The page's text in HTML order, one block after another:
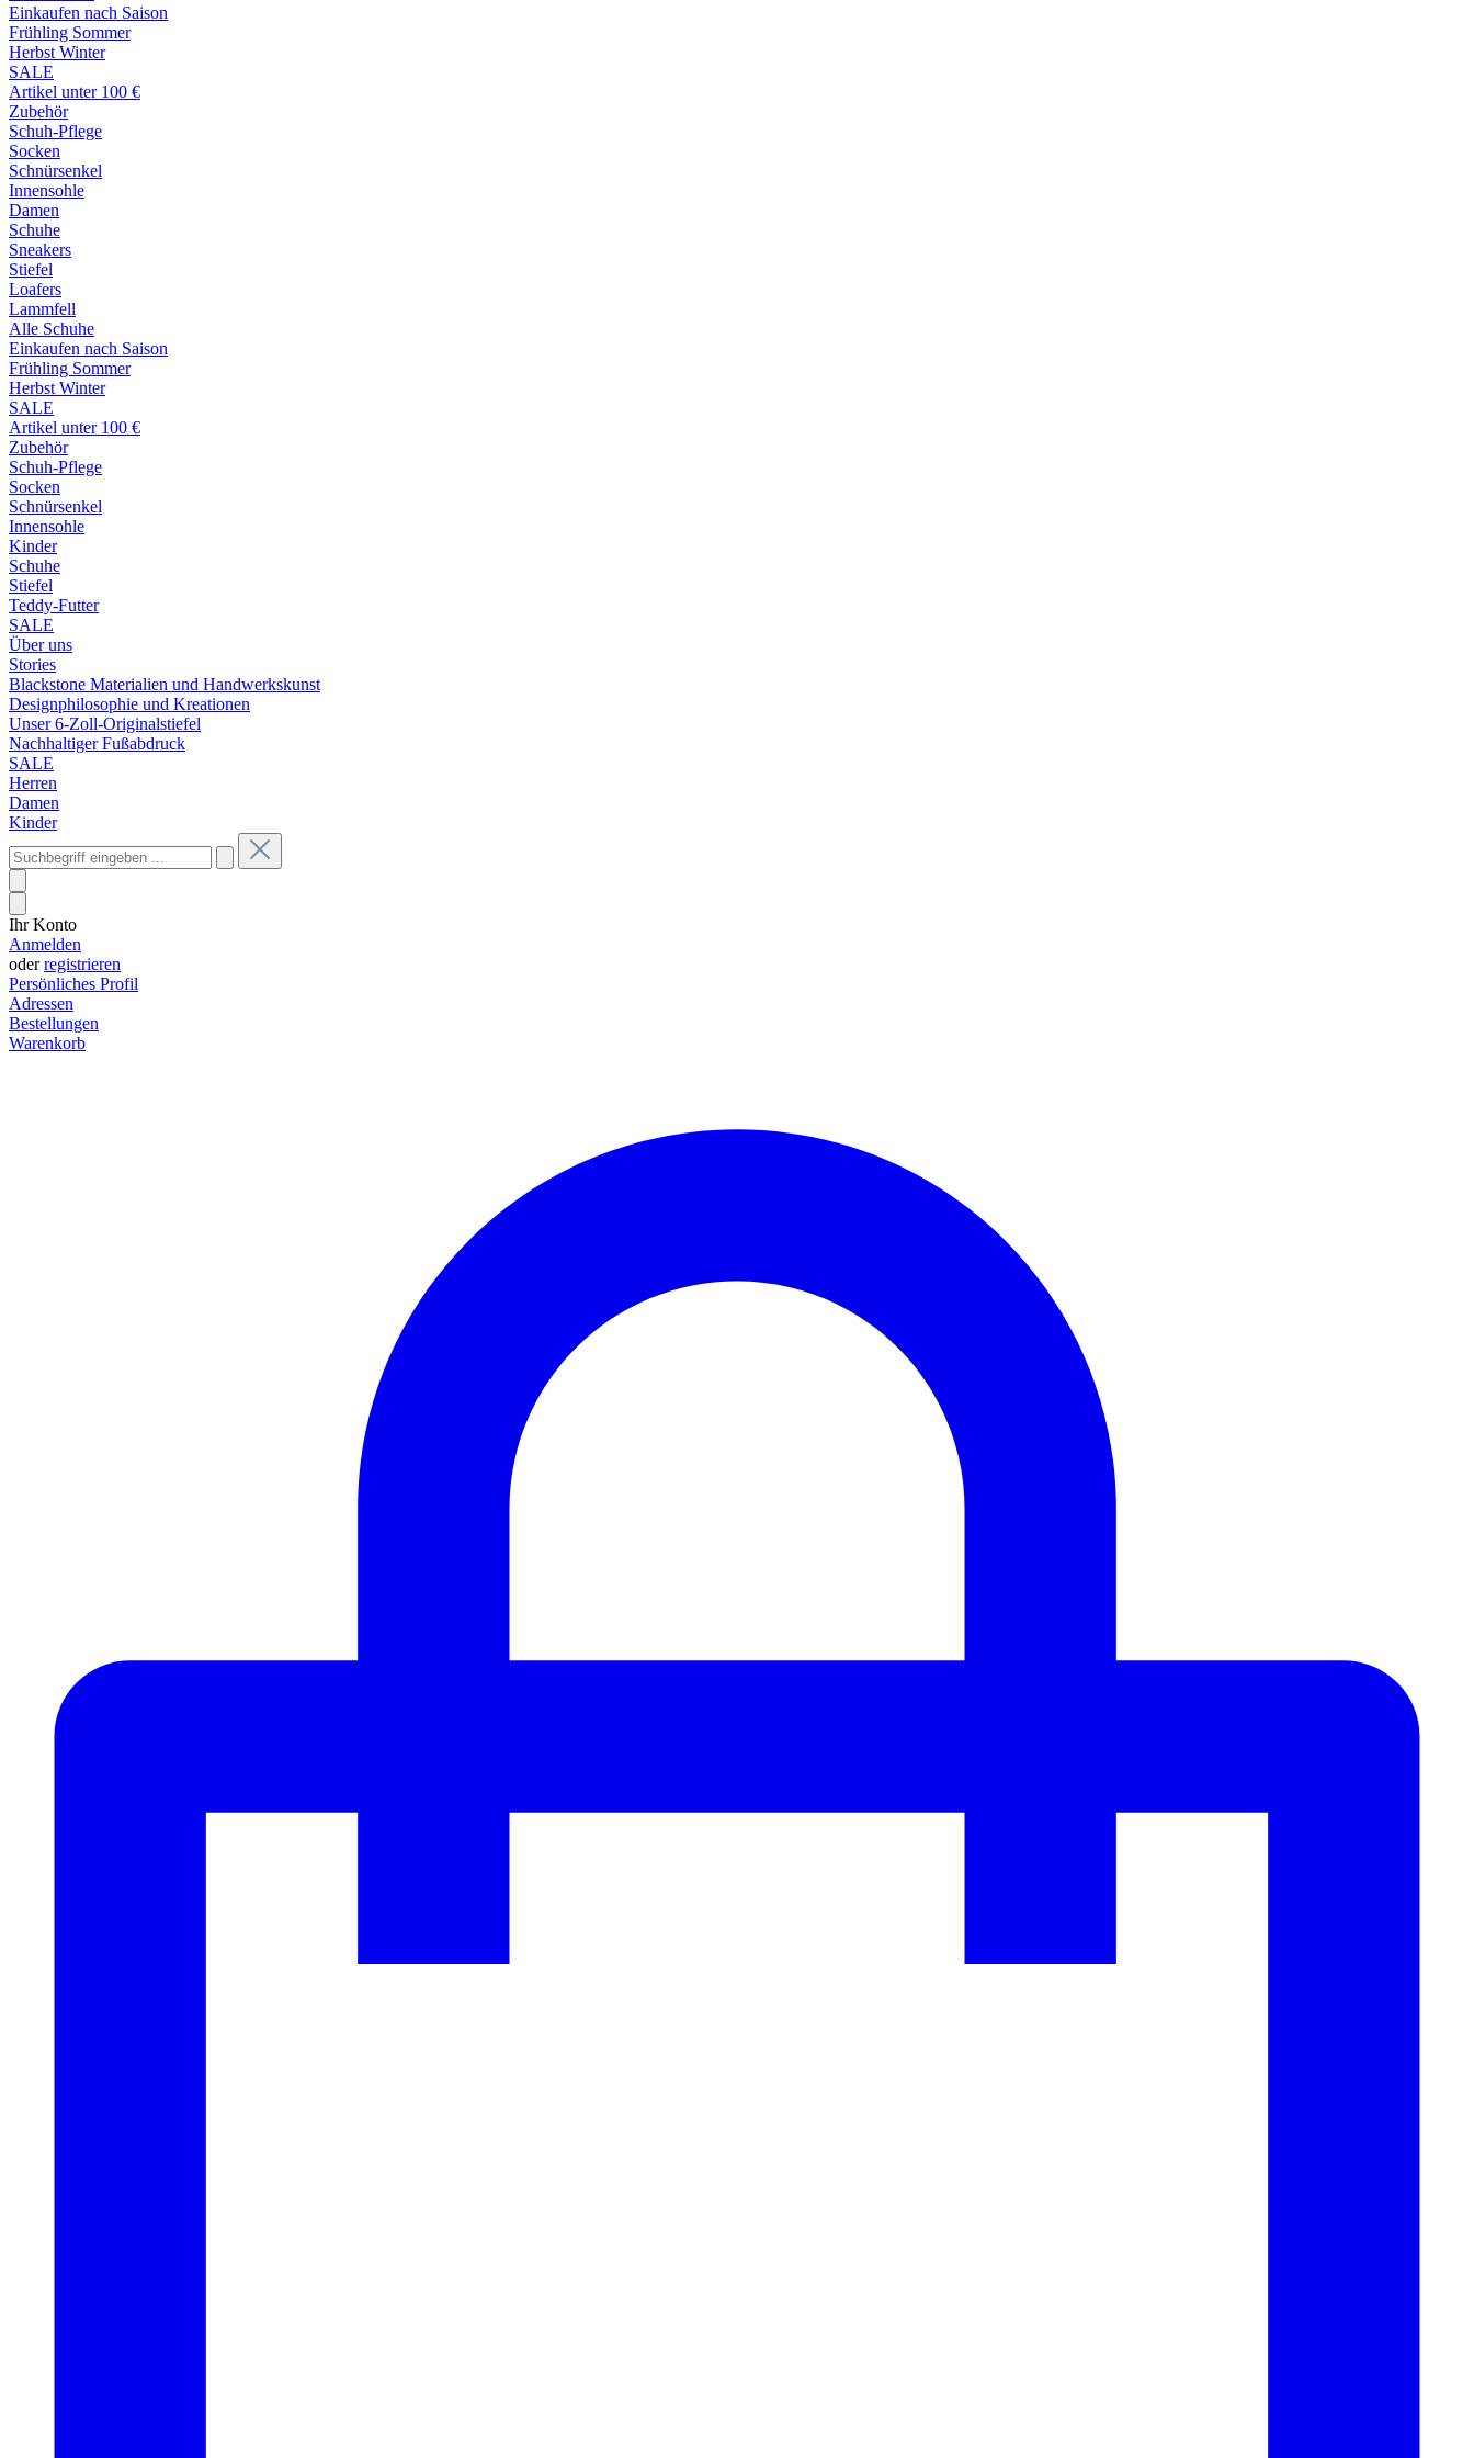
Einkaufen nach Saison
Frühling Sommer
Herbst Winter
SALE
Artikel unter 100 €
Zubehör
Schuh-Pflege
Socken
Schnürsenkel
Innensohle
Damen
Schuhe
Sneakers
Stiefel
Loafers
Lammfell
Alle Schuhe
Einkaufen nach Saison
Frühling Sommer
Herbst Winter
SALE
Artikel unter 100 €
Zubehör
Schuh-Pflege
Socken
Schnürsenkel
Innensohle
Kinder
Schuhe
Stiefel
Teddy-Futter
SALE
Über uns
Stories
Blackstone Materialien und Handwerkskunst
Designphilosophie und Kreationen
Unser 6-Zoll-Originalstiefel
Nachhaltiger Fußabdruck
SALE
Herren
Damen
Kinder
Ihr Konto
Anmelden
oderregistrieren
Persönliches Profil
Adressen
Bestellungen
Warenkorb